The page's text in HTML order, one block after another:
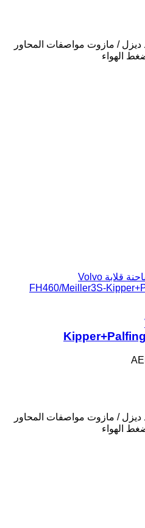
ديزل / مازوت مواصفات المحاور
الهواء
شاحنة قلابة Volvo
FH460/Meiller3S-
ديزل / مازوت مواصفات المحاور
الهواء